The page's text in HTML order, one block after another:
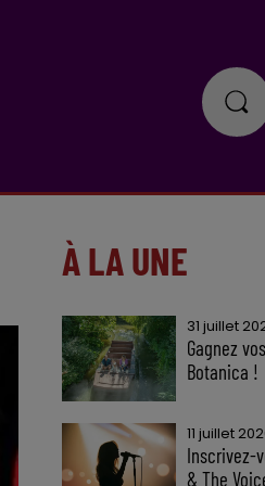
À LA UNE
31 juillet
Gagnez
Botanica !
11 juillet
Inscrivez-
& The